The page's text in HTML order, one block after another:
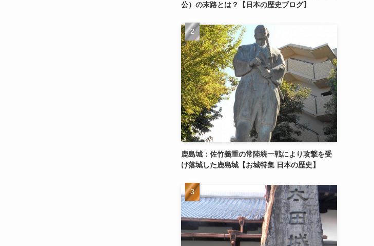
公）の末路とは？【日本の歴史ブログ】
鹿島城：佐竹義重の常陸統一戦により攻撃を受
け落城した鹿島城【お城特集 日本の歴史】